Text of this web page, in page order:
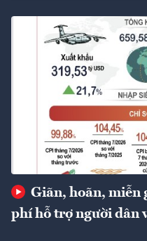
Giãn, hoãn, miễn
phí hỗ trợ người dân